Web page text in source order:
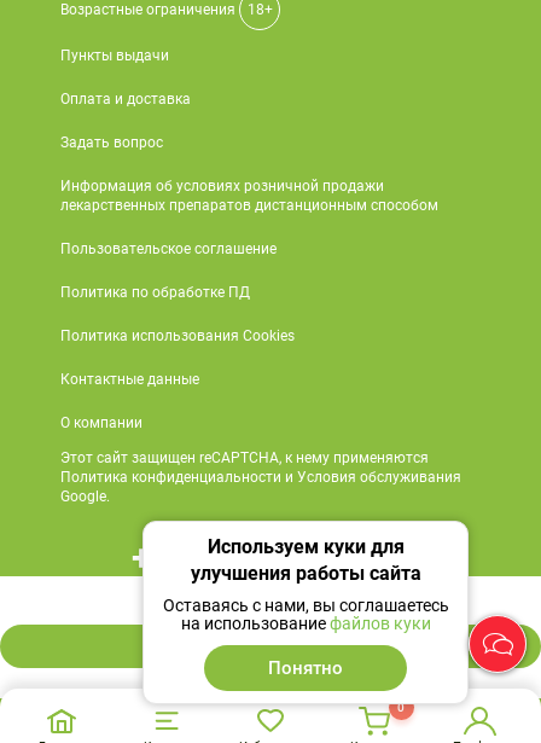
1 405 ₽
В корзину
Возрастные ограничения 18+
Пункты выдачи
Оплата и доставка
Задать вопрос
Информация об условиях розничной продажи
лекарственных препаратов дистанционным способом
Пользовательское соглашение
Политика по обработке ПД
Политика использования Cookies
Контактные данные
О компании
Этот сайт защищен reCAPTCHA, к нему применяются
Политика конфиденциальности и Условия обслуживания
Google.
+7 495 419 18 18
Мы в социальных сетях
0
Используем куки для
улучшения работы сайта
Оставаясь с нами, вы соглашаетесь
на использованиефайлов куки
Понятно